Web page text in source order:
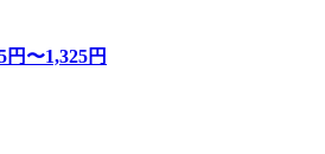
円〜1,325円